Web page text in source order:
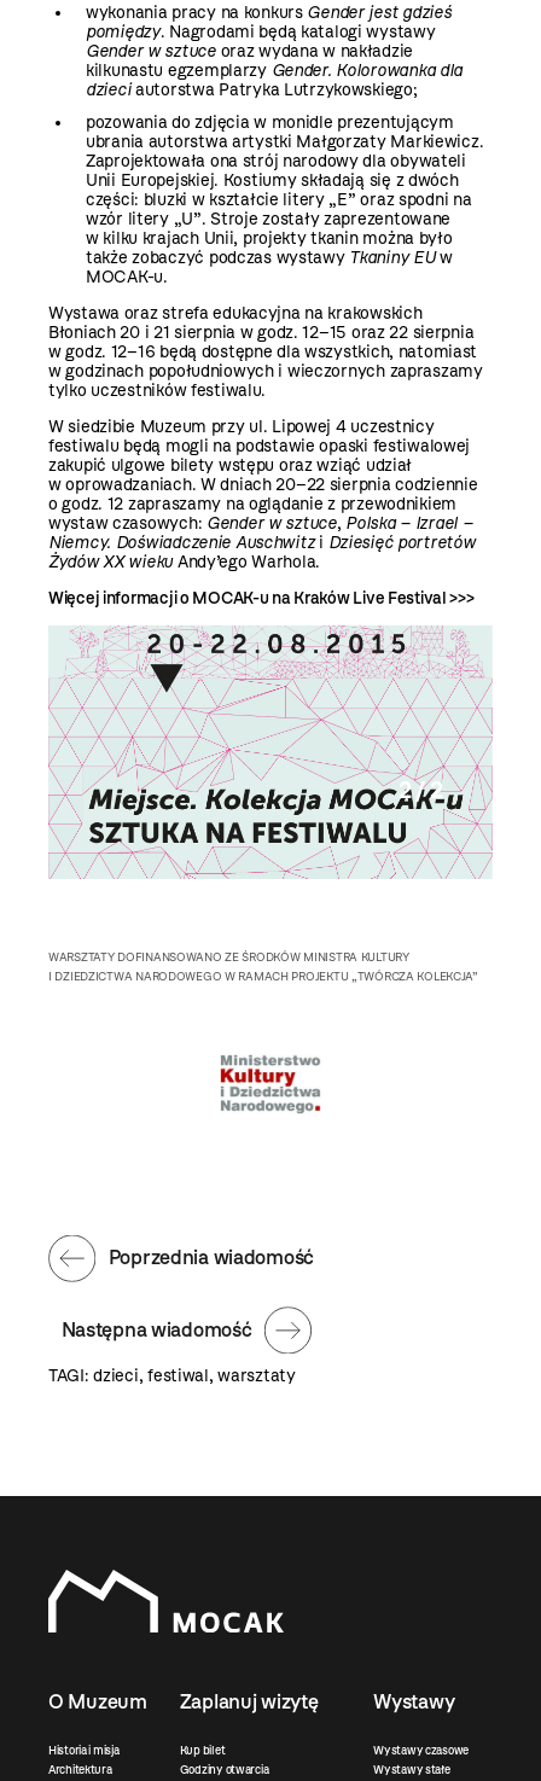
wykonania pracy na konkurs Gender jest gdzieś
pomiędzy. Nagrodami będą katalogi wystawy
Gender w sztuceoraz wydana w nakładzie
kilkunastu egzemplarzy Gender. Kolorowanka dla
dzieciautorstwa Patryka Lutrzykowskiego;
pozowania do zdjęcia w monidle prezentującym
ubrania autorstwa artystki Małgorzaty Markiewicz.
Zaprojektowała ona strój narodowy dla obywateli
Unii Europejskiej. Kostiumy składają się z dwóch
części: bluzki w kształcie litery „E” oraz spodni na
wzór litery „U”. Stroje zostały zaprezentowane
w kilku krajach Unii, projekty tkanin można było
także zobaczyć podczas wystawy Tkaniny EUw
MOCAK-u.
Wystawa oraz strefa edukacyjna na krakowskich
Błoniach 20 i 21 sierpnia w godz. 12–15 oraz 22 sierpnia
w godz. 12–16 będą dostępne dla wszystkich, natomiast
w godzinach popołudniowych i wieczornych zapraszamy
tylko uczestników festiwalu.
W siedzibie Muzeum przy ul. Lipowej 4 uczestnicy
festiwalu będą mogli na podstawie opaski festiwalowej
zakupić ulgowe bilety wstępu oraz wziąć udział
w oprowadzaniach. W dniach 20–22 sierpnia codziennie
o godz. 12 zapraszamy na oglądanie z przewodnikiem
wystaw czasowych: Gender w sztuce, Polska – Izrael –
Niemcy. Doświadczenie Auschwitzi Dziesięć portretów
Żydów XX wiekuAndy’ego Warhola.
Więcej informacji o MOCAK-u na Kraków Live Festival >>>
2 / 2
WARSZTATY DOFINANSOWANO ZE ŚRODKÓW MINISTRA KULTURY
I DZIEDZICTWA NARODOWEGO W RAMACH PROJEKTU „TWÓRCZA KOLEKCJA”
Następna wiadomość
Poprzednia wiadomość
TAGI:dzieci,festiwal,warsztaty
O Muzeum
Historia i misja
Architektura
Zaplanuj wizytę
Kup bilet
Godziny otwarcia
Wystawy
Wystawy czasowe
Wystawy stałe